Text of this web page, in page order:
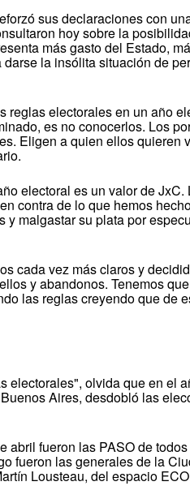
sus declaraciones con
hoy sobre la
más gasto del Estado,
la insólita situación de
reglas electorales en un año
es no conocerlos. Los
Eligen a quien ellos quieren
electoral es un valor de JxC.
contra de lo que hemos
malgastar su plata por
cada vez más claros y
y abandonos. Tenemos
las reglas creyendo que de
electorales", olvida que en el
Aires, desdobló las
abril fueron las PASO de
fueron las generales de la
Lousteau, del espacio